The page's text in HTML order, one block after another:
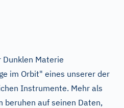
Dunklen Materie
im Orbit" eines unserer der
Instrumente. Mehr als
auf seinen Daten,